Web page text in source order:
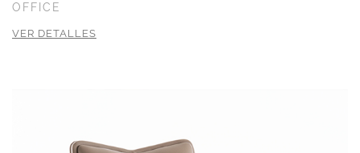
OFFICE
VER DETALLES